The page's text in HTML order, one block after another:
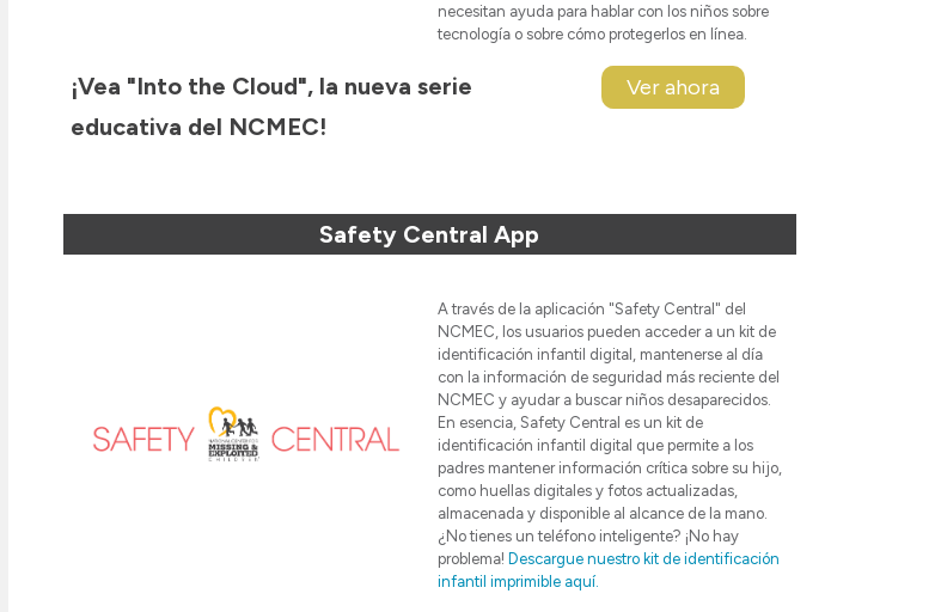
necesitan ayuda para hablar con los niños sobre
tecnología o sobre cómo protegerlos en línea.
¡Vea "Into the Cloud", la nueva serie
educativa del NCMEC!
Ver ahora
Safety Central App
A través de la aplicación "Safety Central" del
NCMEC, los usuarios pueden acceder a un kit de
identificación infantil digital, mantenerse al día
con la información de seguridad más reciente del
NCMEC y ayudar a buscar niños desaparecidos.
En esencia, Safety Central es un kit de
identificación infantil digital que permite a los
padres mantener información crítica sobre su hijo,
como huellas digitales y fotos actualizadas,
almacenada y disponible al alcance de la mano.
¿No tienes un teléfono inteligente? ¡No hay
problema! Descargue nuestro kit de identificación
infantil imprimible aquí.